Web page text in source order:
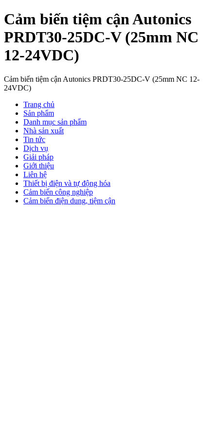
Cảm biến tiệm cận Autonics
PRDT30-25DC-V (25mm NC
12-24VDC)
Cảm biến tiệm cận Autonics PRDT30-25DC-V (25mm NC 12-
24VDC)
Trang chủ
Sản phẩm
Danh mục sản phẩm
Nhà sản xuất
Tin tức
Dịch vụ
Giải pháp
Giới thiệu
Liên hệ
Thiết bị điện và tự động hóa
Cảm biến công nghiệp
Cảm biến điện dung, tiệm cận